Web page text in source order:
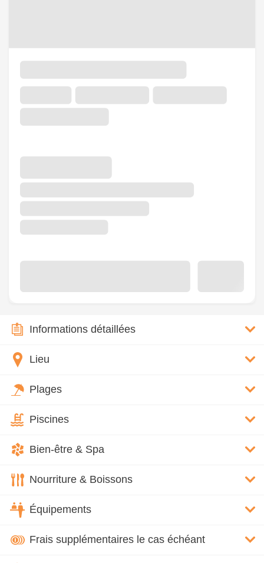
Informations détaillées
Lieu
Plages
Piscines
Bien-être & Spa
Nourriture & Boissons
Équipements
Frais supplémentaires le cas échéant